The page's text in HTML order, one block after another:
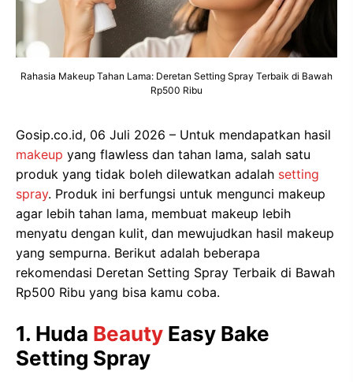
Rahasia Makeup Tahan Lama: Deretan Setting Spray Terbaik di Bawah
Rp500 Ribu
Gosip.co.id, 06 Juli 2026 – Untuk mendapatkan hasil
makeup yang flawless dan tahan lama, salah satu
produk yang tidak boleh dilewatkan adalah setting
spray. Produk ini berfungsi untuk mengunci makeup
agar lebih tahan lama, membuat makeup lebih
menyatu dengan kulit, dan mewujudkan hasil makeup
yang sempurna. Berikut adalah beberapa
rekomendasi Deretan Setting Spray Terbaik di Bawah
Rp500 Ribu yang bisa kamu coba.
1. Huda Beauty Easy Bake
Setting Spray